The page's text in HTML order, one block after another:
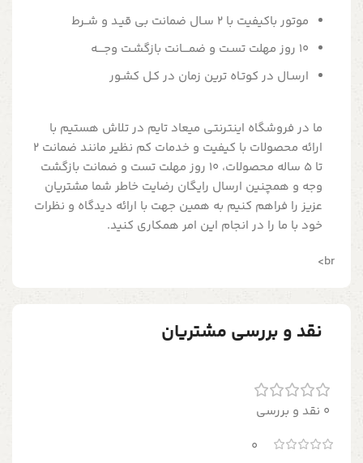
موتور باکیفیت با 2 سـال ضمانت بی قیـد و شــرط
10 روز مهلت تسـت و ضمــــانت بازگشـت وجــــه
ارسـال در کوتـاه ترین زمان در کـل کشـور
ما در فروشگاه اینترنتی میعاد تایم در تلاش هستیم با
ارائه محصولات با کیفیت و خدمات کم نظیر مانند ضمانت 2
تا 5 ساله محصولات، 10 روز مهلت تست و ضمانت بازگشت
وجه و همچنین ارسال رایگان رضایت خاطر شما مشتریان
عزیز را فراهم کنیم به همین جهت با ارائه دیدگاه و نظرات
خود با ما را در انجام این امر همکاری کنید.
br>
نقد و بررسی مشتریان
0 نقد و بررسی
0